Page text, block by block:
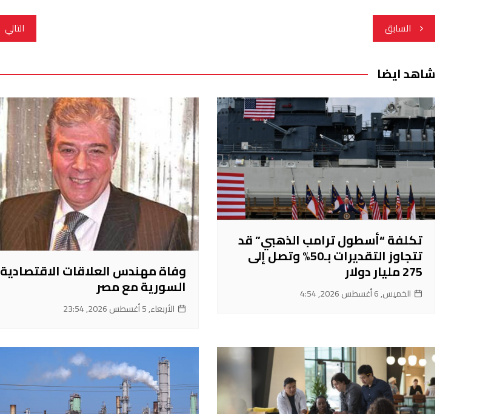
تصفّح
المقالات
السابق التالي
شاهد ايضا
تكلفة “أسطول ترامب الذهبي” قد
تتجاوز التقديرات بـ50% وتصل إلى
275 مليار دولار
الخميس, 6 أغسطس 2026, 4:54
وفاة مهندس العلاقات الاقتصادية
السورية مع مصر
الأربعاء, 5 أغسطس 2026, 23:54